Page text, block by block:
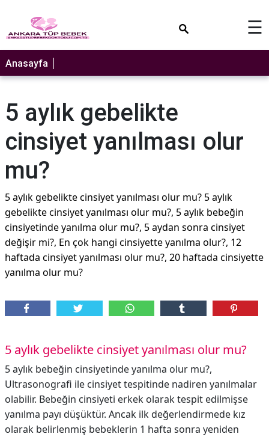
☰
Anasayfa
5 aylık gebelikte
cinsiyet yanılması olur
mu?
5 aylık gebelikte cinsiyet yanılması olur mu? 5 aylık
gebelikte cinsiyet yanılması olur mu?, 5 aylık bebeğin
cinsiyetinde yanılma olur mu?, 5 aydan sonra cinsiyet
değişir mi?, En çok hangi cinsiyette yanılma olur?, 12
haftada cinsiyet yanılması olur mu?, 20 haftada cinsiyette
yanılma olur mu?
5 aylık gebelikte cinsiyet yanılması olur mu?
5 aylık bebeğin cinsiyetinde yanılma olur mu?,
Ultrasonografi ile cinsiyet tespitinde nadiren yanılmalar
olabilir. Bebeğin cinsiyeti erkek olarak tespit edilmişse
yanılma payı düşüktür. Ancak ilk değerlendirmede kız
olarak belirlenmiş bebeklerin 1 hafta sonra yeniden